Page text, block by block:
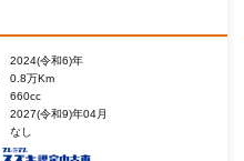
2024(令和6)年
0.8万Km
660cc
2027(令和9)年04月
なし